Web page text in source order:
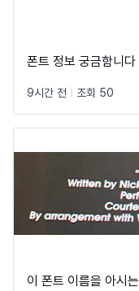
폰트 정보 궁금함니다
9시간 전 조회 50
이 폰트 이름을 아시